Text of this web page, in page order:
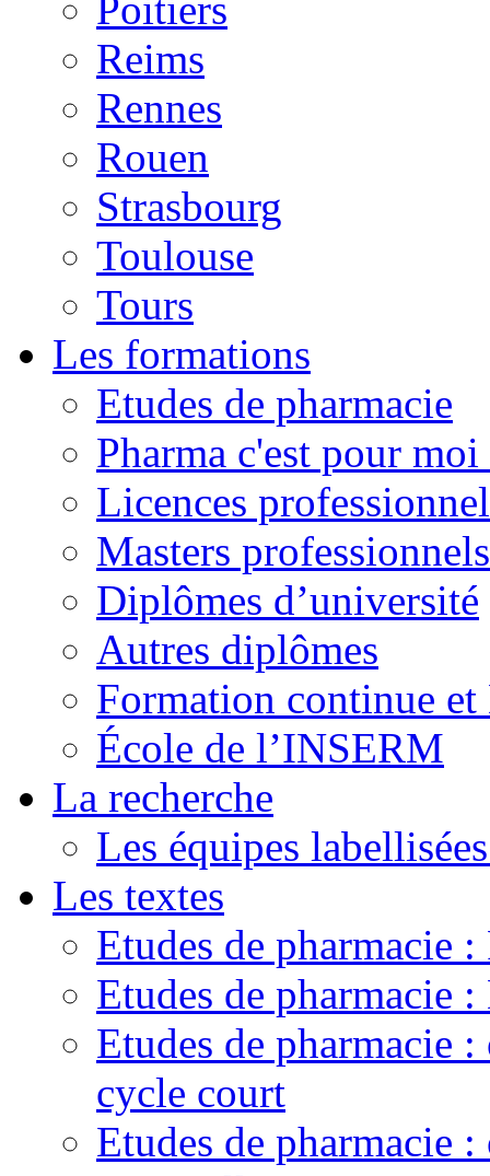
Reims
Rennes
Rouen
Strasbourg
Toulouse
Tours
Les formations
Etudes de pharmacie
Pharma c'est pour
Licences
Masters
Diplômes d’université
Autres diplômes
Formation continue et
École de l’INSERM
La recherche
Les équipes
Les textes
Etudes de pharmacie :
Etudes de pharmacie
Etudes de pharmacie
cycle court
Etudes de pharmacie